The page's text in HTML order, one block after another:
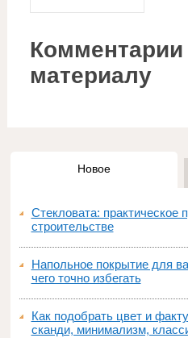
материалу
Новое
Стекловата: практическое
строительстве
Напольное покрытие для
чего точно избегать
Как подобрать цвет и
сканди, минимализм,